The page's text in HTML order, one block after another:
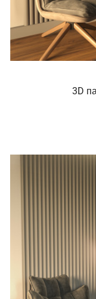
3D